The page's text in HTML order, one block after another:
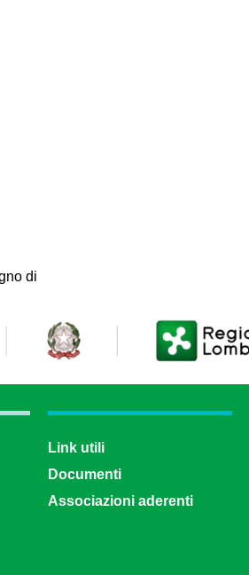
di
Link utili
Documenti
Associazioni aderenti